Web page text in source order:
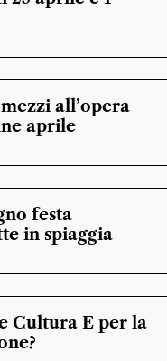
all’opera
aprile
festa
in spiaggia
Cultura E per la